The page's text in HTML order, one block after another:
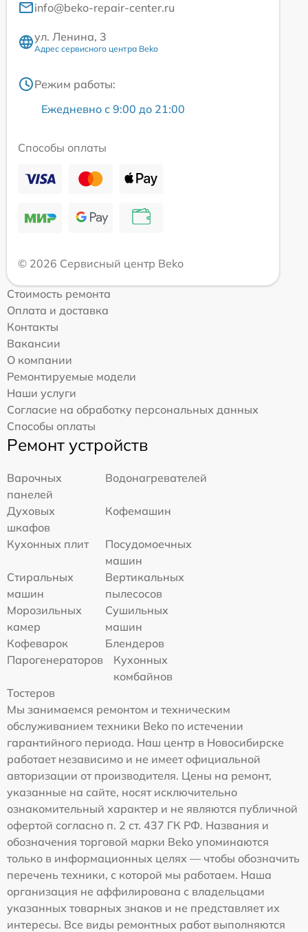
info@beko-repair-center.ru
ул. Ленина, 3
Адрес сервисного центра Beko
Режим работы:
Ежедневно с 9:00 до 21:00
Способы оплаты
© 2026 Сервисный центр Beko
Стоимость ремонта
Оплата и доставка
Контакты
Вакансии
О компании
Ремонтируемые модели
Наши услуги
Согласие на обработку персональных данных
Способы оплаты
Ремонт устройств
Варочных
панелей
Водонагревателей
Духовых
шкафов
Кофемашин
Кухонных плит
Посудомоечных
машин
Стиральных
машин
Вертикальных
пылесосов
Морозильных
камер
Сушильных
машин
Кофеварок
Блендеров
Парогенераторов
Кухонных
комбайнов
Тостеров
Мы занимаемся ремонтом и техническим
обслуживанием техники Beko по истечении
гарантийного периода. Наш центр в Новосибирске
работает независимо и не имеет официальной
авторизации от производителя. Цены на ремонт,
указанные на сайте, носят исключительно
ознакомительный характер и не являются публичной
офертой согласно п. 2 ст. 437 ГК РФ. Названия и
обозначения торговой марки Beko упоминаются
только в информационных целях — чтобы обозначить
перечень техники, с которой мы работаем. Наша
организация не аффилирована с владельцами
указанных товарных знаков и не представляет их
интересы. Все виды ремонтных работ выполняются